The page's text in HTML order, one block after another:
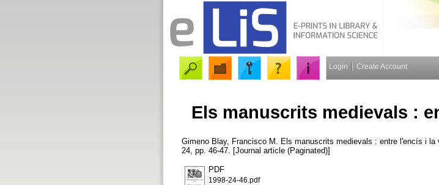
Login Create Account
Els manuscrits medievals :
Gimeno Blay, Francisco M. Els manuscrits medievals : entre l'encís i la
24, pp. 46-47. [Journal article (Paginated)]
PDF
1998-24-46.pdf